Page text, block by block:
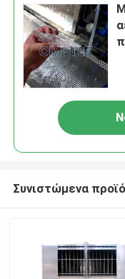
Συνιστώμενα